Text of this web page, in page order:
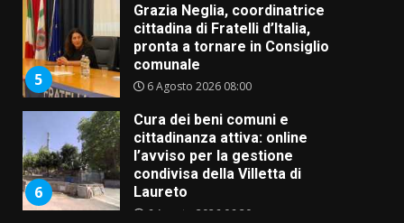
5
Grazia Neglia, coordinatrice
cittadina di Fratelli d’Italia,
pronta a tornare in Consiglio
comunale
6 Agosto 2026 08:00
6
Cura dei beni comuni e
cittadinanza attiva: online
l’avviso per la gestione
condivisa della Villetta di
Laureto
6 Agosto 2026 06:20